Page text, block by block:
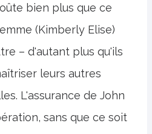
bien plus que ce
(Kimberly Elise)
– d'autant plus qu'ils
leurs autres
L'assurance de John
sans que ce soit